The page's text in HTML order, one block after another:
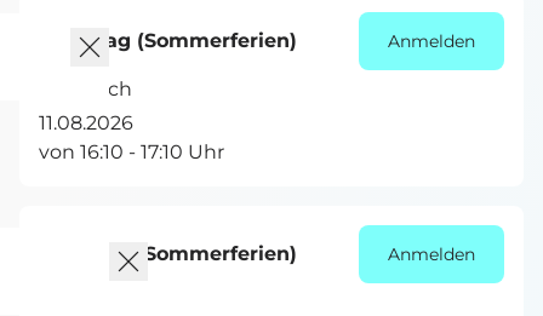
Dienstag (Sommerferien)
11.08.2026
von 16:10 - 17:10 Uhr
Miesbach
Anmelden
Dienstag (Sommerferien) Anmelden